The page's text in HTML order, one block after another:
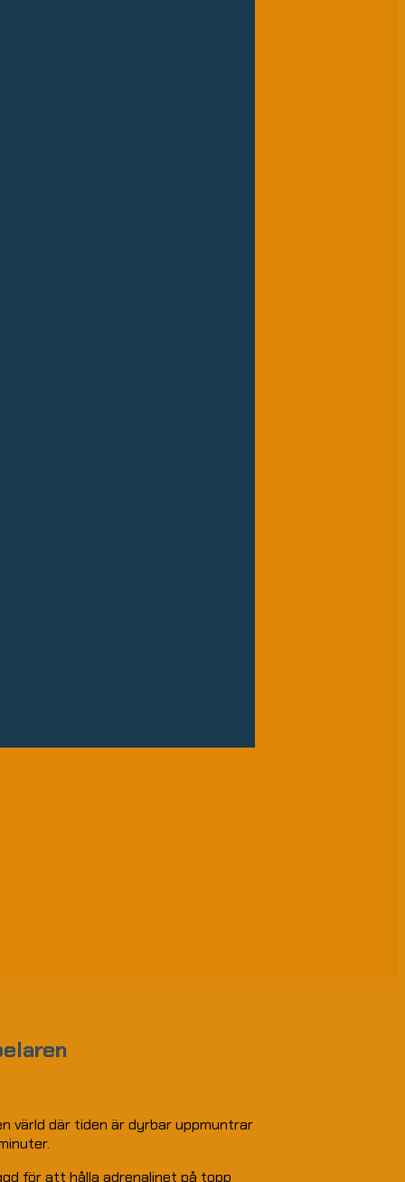
värld där tiden är dyrbar uppmuntrar
för att hålla adrenalinet på topp